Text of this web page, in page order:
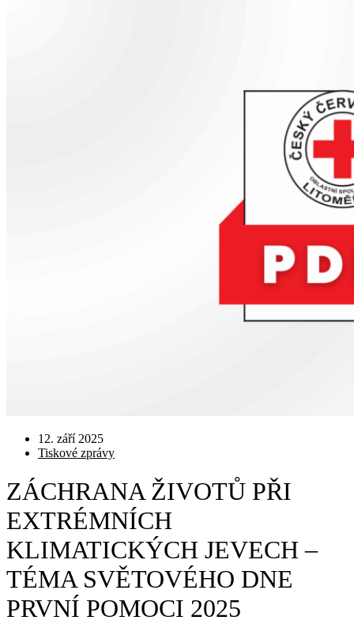
12. září 2025
Tiskové zprávy
ZÁCHRANA ŽIVOTŮ PŘI
EXTRÉMNÍCH
KLIMATICKÝCH JEVECH –
TÉMA SVĚTOVÉHO DNE
PRVNÍ POMOCI 2025